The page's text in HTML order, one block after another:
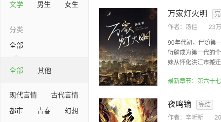
文学
男生 女生
分类
全部
全部 其他
现代言情
古代言情
都市
青春
幻想
万家灯火明
作者： 汤佳 23
90年代初，伴随第
衍麟成为第一代的
妹从怀化洪江市搬
最新章节：第六十
夜鸣镝
完结
作者： 辛昕新